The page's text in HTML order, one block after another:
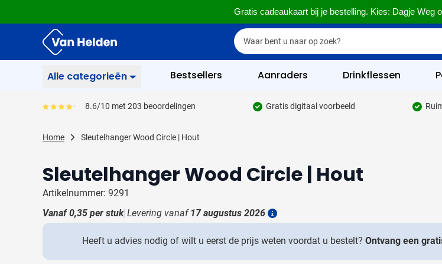
Gratis cadeaukaart bij je bestelling. Kies: Dagje Weg
Ga naar de inhoud Zoek
Zoek
Alle categorieën
Schrijfgerief
Toon submenu voor Zakelijk & Kantoor categorie
Toon submenu voor Drinkwaren categorie
Weggevertjes
Toon submenu voor Weggevertjes categorie
Multimedia
Toon submenu voor Multimedia categorie
Tassen
Gereedschap & Veiligheid
Toon submenu voor Gereedschap & Veiligheid categorie
Bestsellers Aanraders Drinkflessen
Gemiddeld reviewpercentage is 86
8.6/10 met 203 beoordelingen Gratis digitaal voorbeeld
Home Sleutelhanger Wood Circle | Hout
Sleutelhanger Wood Circle | Hout
Artikelnummer: 9291
Vanaf0,35 per stuk Levering vanaf 17 augustus 2026
Details
Heeft u advies nodig of wilt u eerst de prijs weten voordat u bestelt? Ontvang een